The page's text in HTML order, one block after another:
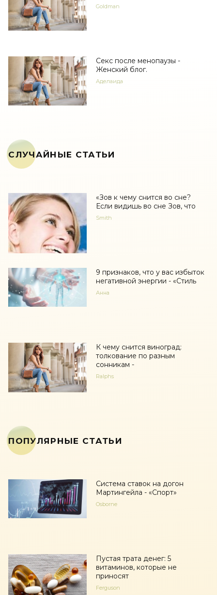
Goldman
Секс после менопаузы -
Женский блог.
Аделаида
СЛУЧАЙНЫЕ СТАТЬИ
«Зов к чему снится во сне?
Если видишь во сне Зов, что
Smith
9 признаков, что у вас избыток
негативной энергии - «Стиль
Анна
К чему снится виноград:
толкование по разным
сонникам -
Ralphs
ПОПУЛЯРНЫЕ СТАТЬИ
Система ставок на догон
Мартингейла - «Спорт»
Osborne
Пустая трата денег: 5
витаминов, которые не
приносят
Ferguson